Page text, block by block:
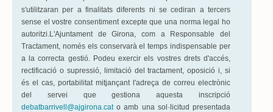
s'utilitzaran per a finalitats diferents ni se cediran a tercers
sense el vostre consentiment excepte que una norma legal ho
autoritzi.L'Ajuntament de Girona, com a Responsable del
Tractament, només els conservarà el temps indispensable per
a la correcta gestió. Podeu exercir els vostres drets d'accés,
rectificació o supressió, limitació del tractament, oposició i, si
és el cas, portabilitat mitjançant l'adreça de correu electrònic
del servei que gestiona aquesta inscripció
debatbarrivell@ajgirona.cato amb una sol·licitud presentada